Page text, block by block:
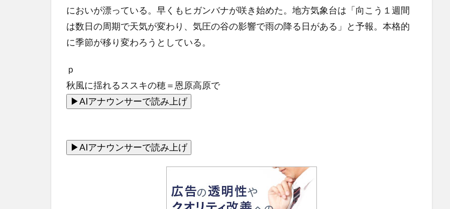
においが漂っている。早くもヒガンバナが咲き始めた。地方気象台は「向こう１週間
は数日の周期で天気が変わり、気圧の谷の影響で雨の降る日がある」と予報。本格的
に季節が移り変わろうとしている。
ｐ
秋風に揺れるススキの穂＝恩原高原で